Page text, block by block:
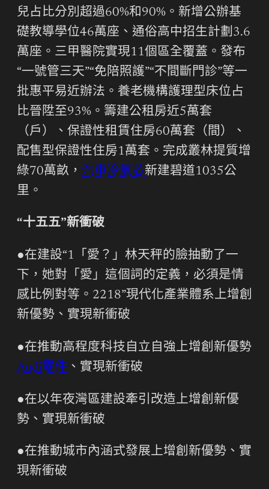
兒占比分別超過60%和90%。新增公辦基
礎教導學位46萬座、通俗高中招生計劃3.6
萬座。三甲醫院實現11個區全覆蓋。發布
“一號管三天”“免陪照護”“不間斷門診”等一
批惠平易近辦法。養老機構護理型床位占
比晉陞至93%。籌建公租房近5萬套
（戶）、保證性租賃住房60萬套（間）、
配售型保證性住房1萬套。完成叢林提質增
綠70萬畝， 汽車冷氣芯新建碧道1035公
里。
“十五五”新衝破
●在建設“1「愛？」林天秤的臉抽動了一
下，她對「愛」這個詞的定義，必須是情
感比例對等。2218”現代化產業體系上增創
新優勢、實現新衝破
●在推動高程度科技自立自強上增創新優勢
Audi零件 、實現新衝破
●在以年夜灣區建設牽引改造上增創新優
勢、實現新衝破
●在推動城市內涵式發展上增創新優勢、實
現新衝破